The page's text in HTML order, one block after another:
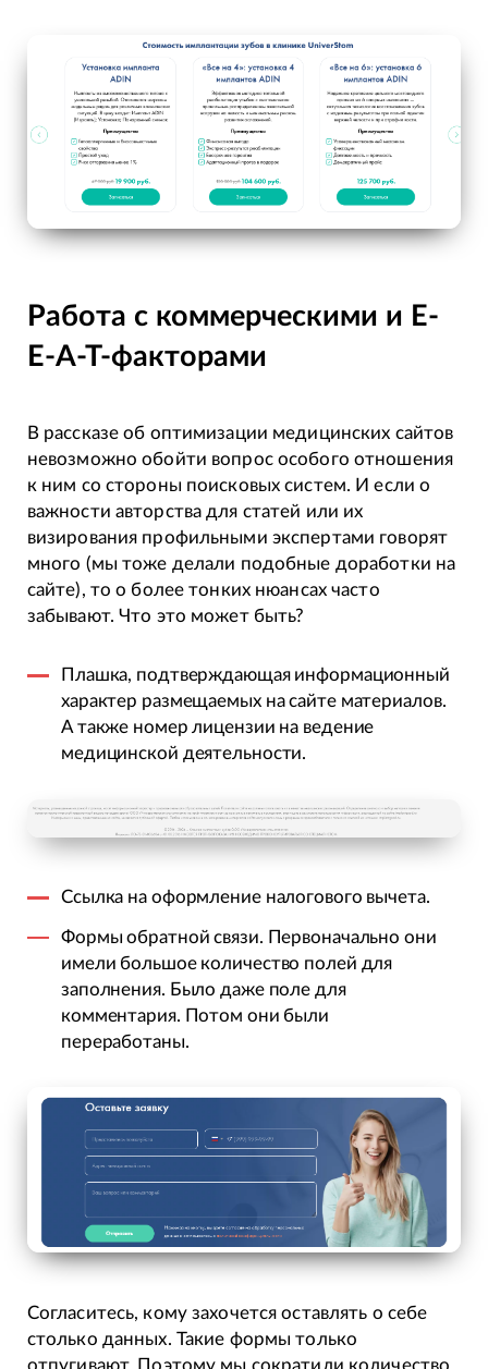
Работа с коммерческими и E-
E-A-T-факторами
В рассказе об оптимизации медицинских сайтов
невозможно обойти вопрос особого отношения
к ним со стороны поисковых систем. И если о
важности авторства для статей или их
визирования профильными экспертами говорят
много (мы тоже делали подобные доработки на
сайте), то о более тонких нюансах часто
забывают. Что это может быть?
Плашка, подтверждающая информационный
характер размещаемых на сайте материалов.
А также номер лицензии на ведение
медицинской деятельности.
Ссылка на оформление налогового вычета.
Формы обратной связи. Первоначально они
имели большое количество полей для
заполнения. Было даже поле для
комментария. Потом они были
переработаны.
Согласитесь, кому захочется оставлять о себе
столько данных. Такие формы только
отпугивают. Поэтому мы сократили количество